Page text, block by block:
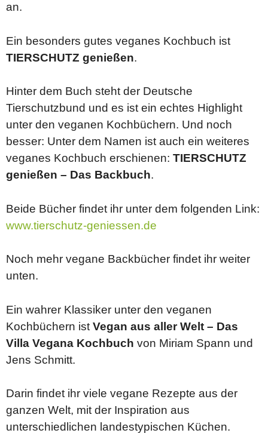
an.
Ein besonders gutes veganes Kochbuch ist
TIERSCHUTZ genießen.
Hinter dem Buch steht der Deutsche
Tierschutzbund und es ist ein echtes Highlight
unter den veganen Kochbüchern. Und noch
besser: Unter dem Namen ist auch ein weiteres
veganes Kochbuch erschienen: TIERSCHUTZ
genießen – Das Backbuch.
Beide Bücher findet ihr unter dem folgenden Link:
www.tierschutz-geniessen.de
Noch mehr vegane Backbücher findet ihr weiter
unten.
Ein wahrer Klassiker unter den veganen
Kochbüchern ist Vegan aus aller Welt – Das
Villa Vegana Kochbuch von Miriam Spann und
Jens Schmitt.
Darin findet ihr viele vegane Rezepte aus der
ganzen Welt, mit der Inspiration aus
unterschiedlichen landestypischen Küchen.